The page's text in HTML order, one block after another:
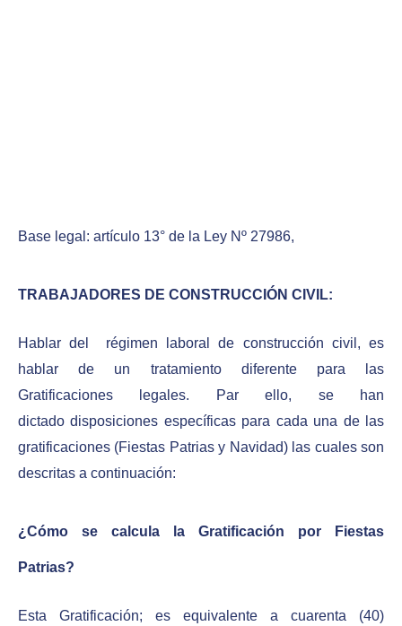
Base legal: artículo 13° de la Ley Nº 27986,
TRABAJADORES DE CONSTRUCCIÓN CIVIL:
Hablar del régimen laboral de construcción civil, es
hablar de un tratamiento diferente para las
Gratificaciones legales. Par ello, se han
dictado disposiciones específicas para cada una de las
gratificaciones (Fiestas Patrias y Navidad) las cuales son
descritas a continuación:
¿Cómo se calcula la Gratificación por Fiestas
Patrias?
Esta Gratificación; es equivalente a cuarenta (40)